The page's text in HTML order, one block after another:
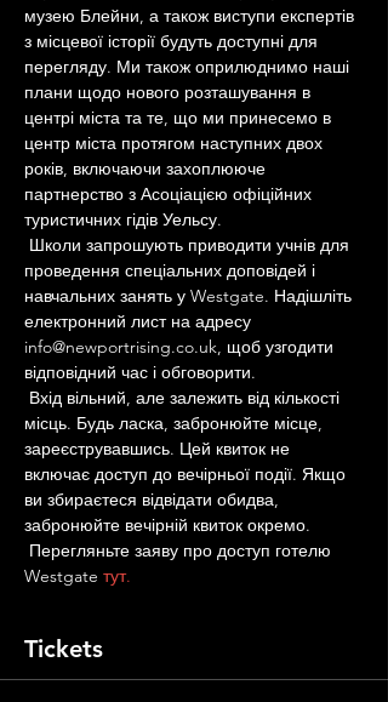
музею Блейни, а також виступи експертів
з місцевої історії будуть доступні для
перегляду. Ми також оприлюднимо наші
плани щодо нового розташування в
центрі міста та те, що ми принесемо в
центр міста протягом наступних двох
років, включаючи захоплююче
партнерство з Асоціацією офіційних
туристичних гідів Уельсу.
проведення спеціальних доповідей і
навчальних занять у Westgate. Надішліть
електронний лист на адресу
info@newportrising.co.uk, щоб узгодити
відповідний час і обговорити.
місць. Будь ласка, забронюйте місце,
зареєструвавшись. Цей квиток не
включає доступ до вечірньої події. Якщо
ви збираєтеся відвідати обидва,
забронюйте вечірній квиток окремо.
Westgate тут.
Tickets